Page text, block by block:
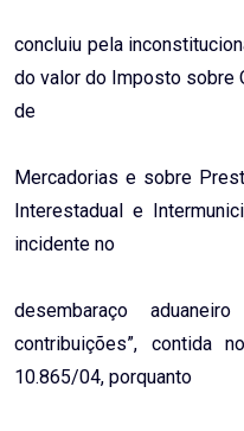
concluiu pela
do valor do Imposto sobre
de
Mercadorias e sobre
Interestadual e
incidente no
desembaraço
contribuições”,
10.865/04, porquanto